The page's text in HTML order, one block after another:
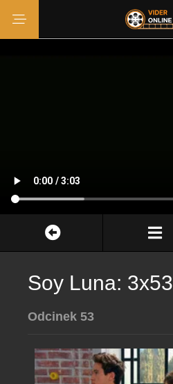
Soy Luna: 3x53
Odcinek 53